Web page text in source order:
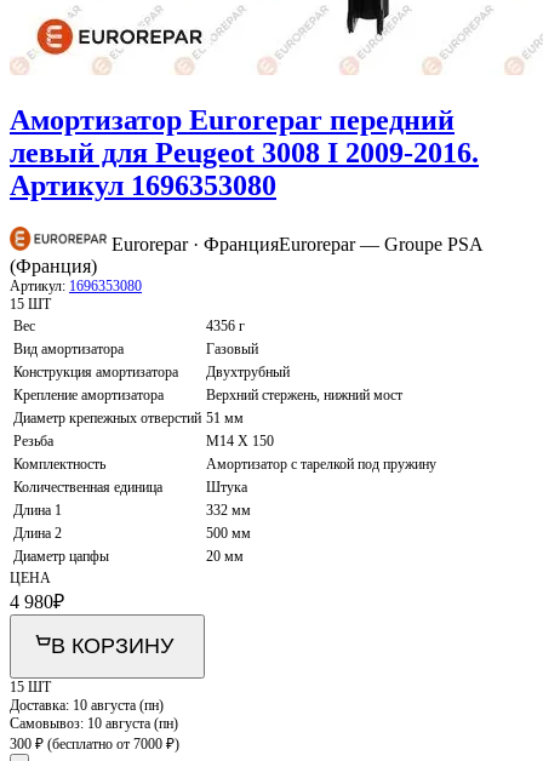
Амортизатор Eurorepar передний
левый для Peugeot 3008 I 2009-2016.
Артикул 1696353080
Eurorepar · ФранцияEurorepar — Groupe PSA
(Франция)
Артикул: 1696353080
15 ШТ
Вес
4356 г
Вид амортизатора
Газовый
Конструкция амортизатора
Двухтрубный
Крепление амортизатора
Верхний стержень, нижний мост
Диаметр крепежных отверстий 51 мм
Резьба
M14 X 150
Комплектность
Амортизатор с тарелкой под пружину
Количественная единица
Штука
Длина 1
332 мм
Длина 2
500 мм
Диаметр цапфы
20 мм
ЦЕНА
4 980₽
В КОРЗИНУ
15 ШТ
Доставка: 10 августа (пн)
Самовывоз: 10 августа (пн)
300 ₽ (бесплатно от 7000 ₽)